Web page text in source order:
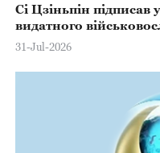
Сі Цзіньпін
видатного
31-Jul-2026